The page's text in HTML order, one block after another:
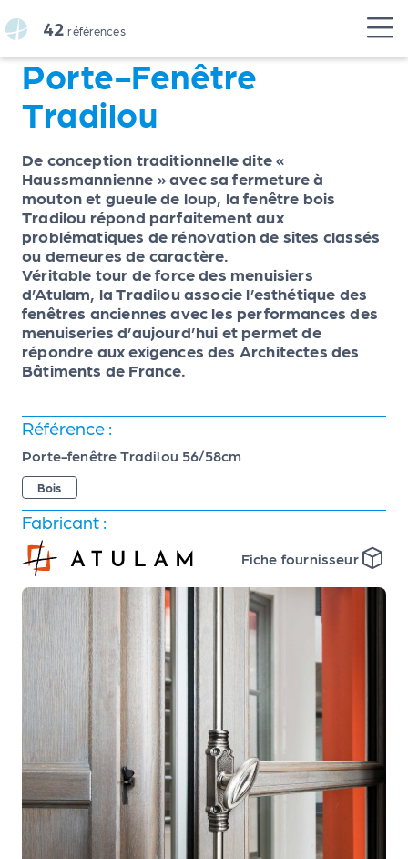
42 références
Porte-Fenêtre
Tradilou
De conception traditionnelle dite «
Haussmannienne » avec sa fermeture à
mouton et gueule de loup, la fenêtre bois
Tradilou répond parfaitement aux
problématiques de rénovation de sites classés
ou demeures de caractère.
Véritable tour de force des menuisiers
d’Atulam, la Tradilou associe l’esthétique des
fenêtres anciennes avec les performances des
menuiseries d’aujourd’hui et permet de
répondre aux exigences des Architectes des
Bâtiments de France.
Référence :
Porte-fenêtre Tradilou 56/58cm
Bois
Fabricant :
Fiche fournisseur